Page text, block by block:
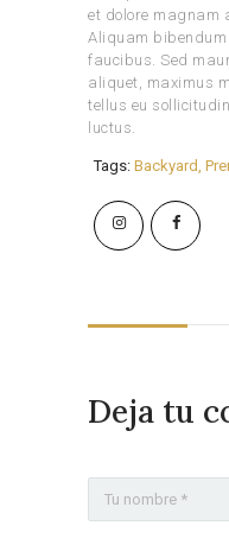
et dolore magnam
Aliquam
faucibus. Sed
aliquet, maximus
tellus eu
luctus.
Tags: Backyard,
Deja tu